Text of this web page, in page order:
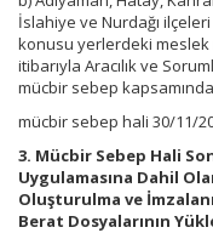
İslahiye ve Nurdağı
konusu yerlerdeki meslek
itibarıyla Aracılık ve
mücbir sebep
mücbir sebep hali 30/11/
3. Mücbir Sebep Hali
Uygulamasına Dahil
Oluşturulma ve
Berat Dosyalarının